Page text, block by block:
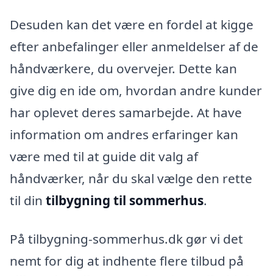
Desuden kan det være en fordel at kigge
efter anbefalinger eller anmeldelser af de
håndværkere, du overvejer. Dette kan
give dig en ide om, hvordan andre kunder
har oplevet deres samarbejde. At have
information om andres erfaringer kan
være med til at guide dit valg af
håndværker, når du skal vælge den rette
til din tilbygning til sommerhus.
På tilbygning-sommerhus.dk gør vi det
nemt for dig at indhente flere tilbud på